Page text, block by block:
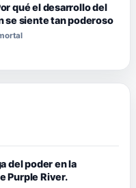
qué el desarrollo del
se siente tan poderoso
del poder en la
Purple River.